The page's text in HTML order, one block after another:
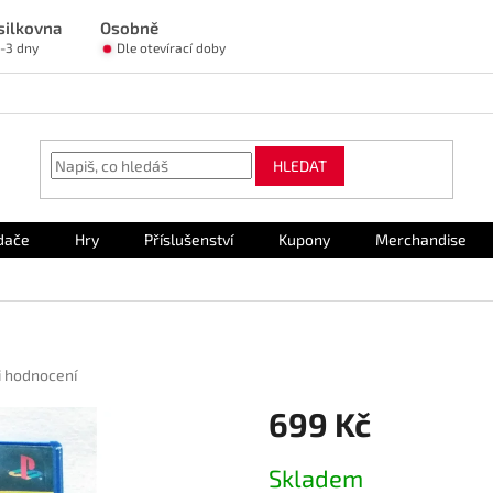
Osobně
3 dny Dle otevírací doby
HLEDAT
Hry Příslušenství Kupony Merchandise
hodnocení
699 Kč
cena:
Skladem